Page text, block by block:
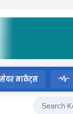
सेयर मार्केट्स